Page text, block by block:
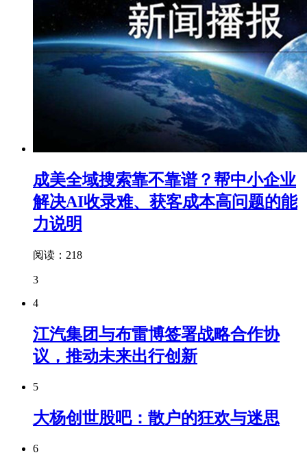
成美全域搜索靠不靠谱？帮中小企业
解决AI收录难、获客成本高问题的能
力说明
阅读：218
3
4
江汽集团与布雷博签署战略合作协
议，推动未来出行创新
5
大杨创世股吧：散户的狂欢与迷思
6